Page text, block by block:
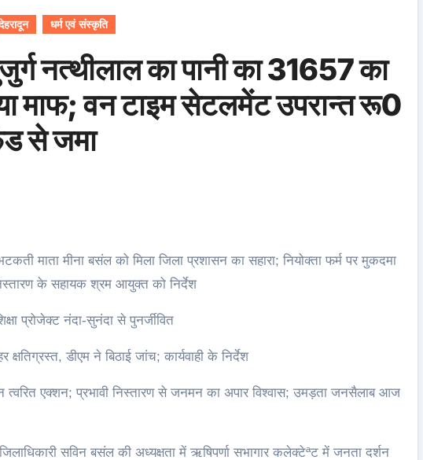
धर्म एवं संस्कृति
नत्थीलाल का पानी का 31657 का
माफ; वन टाइम सेटलमेंट उपरान्त रू0
से जमा
के सहायक श्रम आयुक्त को निर्देश
प्रोजेक्ट नंदा-सुनंदा से पुनर्जीवित
क्षतिग्रस्त, डीएम ने बिठाई जांच; कार्यवाही के निर्देश
त्वरित एक्शन; प्रभावी निस्तारण से जनमन का अपार विश्वास; उमड़ता जनसैलाब आज
सविन बसंल की अध्यक्षता में ऋषिपर्णा सभागार कलेक्टेªट में जनता दर्शन